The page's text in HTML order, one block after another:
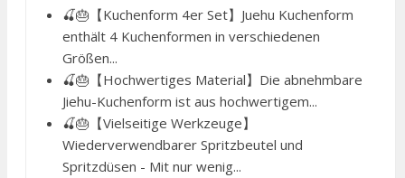
🍒🎂【Kuchenform 4er Set】Juehu Kuchenform
enthält 4 Kuchenformen in verschiedenen
Größen...
🍒🎂【Hochwertiges Material】Die abnehmbare
Jiehu-Kuchenform ist aus hochwertigem...
🍒🎂【Vielseitige Werkzeuge】
Wiederverwendbarer Spritzbeutel und
Spritzdüsen - Mit nur wenig...